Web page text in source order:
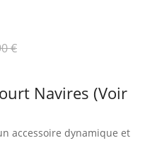
€
Navires (Voir
accessoire dynamique et